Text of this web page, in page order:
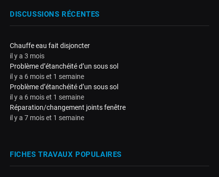
DISCUSSIONS RÉCENTES
Chauffe eau fait disjoncter
il y a 3 mois
Problème d’étanchéité d’un sous sol
il y a 6 mois et 1 semaine
Problème d’étanchéité d’un sous sol
il y a 6 mois et 1 semaine
Réparation/changement joints fenêtre
il y a 7 mois et 1 semaine
FICHES TRAVAUX POPULAIRES